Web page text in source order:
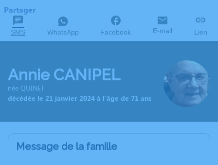
Partager
SMS WhatsApp Facebook E-mail Lien
Annie CANIPEL
née QUINET
décédée le 21 janvier 2024 à l'âge de 71 ans
Message de la famille